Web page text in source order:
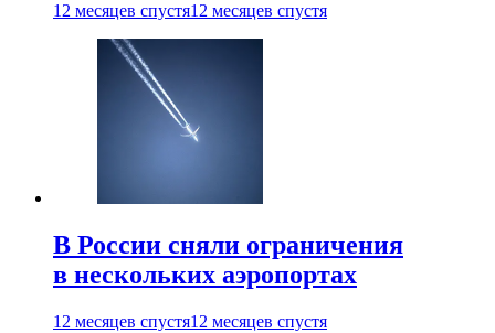
12 месяцев спустя12 месяцев спустя
В России сняли ограничения
в нескольких аэропортах
12 месяцев спустя12 месяцев спустя